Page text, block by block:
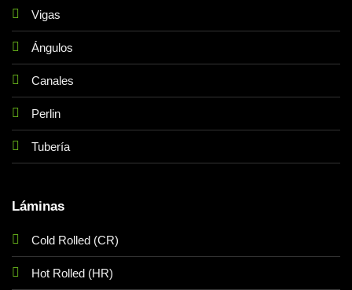
Vigas
Ángulos
Canales
Perlin
Tubería
Láminas
Cold Rolled (CR)
Hot Rolled (HR)